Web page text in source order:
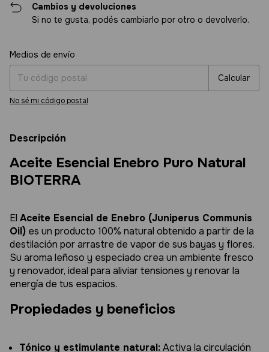
Cambios y devoluciones
Si no te gusta, podés cambiarlo por otro o devolverlo.
Entregas para el CP:
Medios de envío
Calcular
No sé mi código postal
Descripción
Aceite Esencial Enebro Puro Natural
BIOTERRA
El Aceite Esencial de Enebro (Juniperus Communis
Oil) es un producto 100% natural obtenido a partir de la
destilación por arrastre de vapor de sus bayas y flores.
Su aroma leñoso y especiado crea un ambiente fresco
y renovador, ideal para aliviar tensiones y renovar la
energía de tus espacios.
Propiedades y beneficios
Tónico y estimulante natural:Activa la circulación